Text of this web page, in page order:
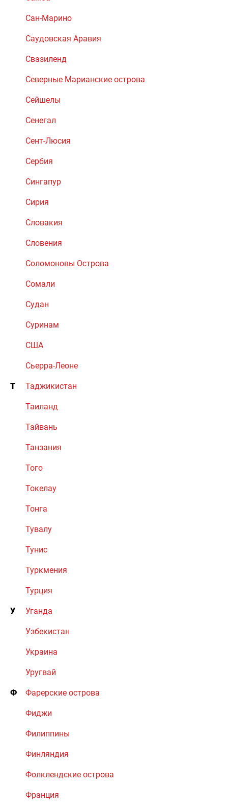
Сан-Марино
Саудовская Аравия
Свазиленд
Северные Марианские острова
Сейшелы
Сенегал
Сент-Люсия
Сербия
Сингапур
Сирия
Словакия
Словения
Соломоновы Острова
Сомали
Судан
Суринам
США
Сьерра-Леоне
Т Таджикистан
Таиланд
Тайвань
Танзания
Того
Токелау
Тонга
Тувалу
Тунис
Туркмения
Турция
У Уганда
Узбекистан
Украина
Уругвай
Ф Фарерские острова
Фиджи
Филиппины
Финляндия
Фолклендские острова
Франция